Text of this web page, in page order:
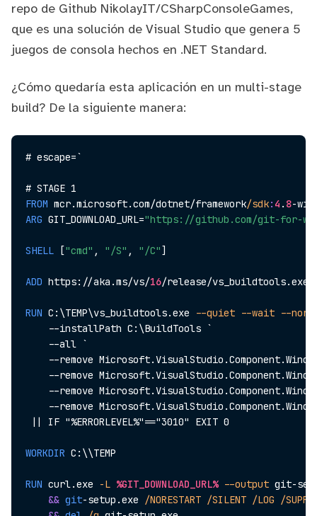
repo de Github NikolayIT/CSharpConsoleGames,
que es una solución de Visual Studio que genera 5
juegos de consola hechos en .NET Standard.
¿Cómo quedaría esta aplicación en un multi-stage
build? De la siguiente manera:
# escape=`
FROM mcr.microsoft.com/dotnet/framework/sdk: 4 . 8-
ARG GIT_DOWNLOAD_URL="https://github.com/git-for-
SHELL ["cmd" , "/S" , "/C"]
ADD https://aka.ms/vs/16/release/vs_buildtools.exe
RUN C:\TEMP\vs_buildtools.exe --quiet --wait --
    --installPath C:\BuildTools `
    --all `
--remove
--remove
--remove
--remove
|| IF "%ERRORLEVEL%"=="3010" EXIT 0
WORKDIR C:\\TEMP
RUN curl.exe -L %GIT_DOWNLOAD_URL% --output git-
&& git-setup.exe /NORESTART /SILENT /LOG
/